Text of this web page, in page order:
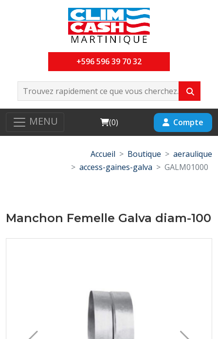
+596 596 39 70 32
MENU Cart
(0) Compte
Accueil Boutique
aeraulique
access-gaines-galva
GALM01000
Manchon Femelle Galva diam-100